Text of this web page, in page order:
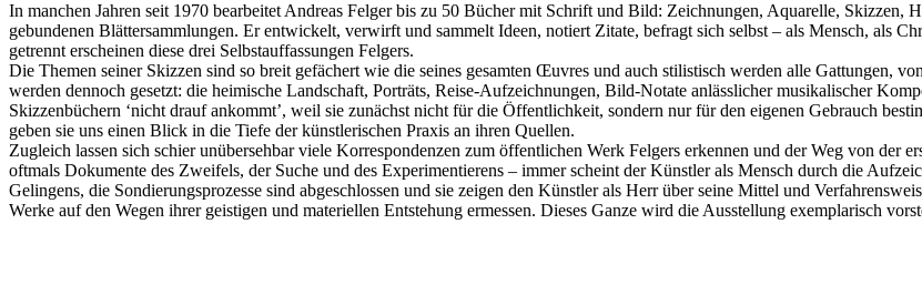
In manchen Jahren seit 1970 bearbeitet Andreas Felger bis zu 50 Bücher mit Schrift und Bild: Zeichnungen, Aquarelle,
gebundenen Blättersammlungen. Er entwickelt, verwirft und sammelt Ideen, notiert Zitate, befragt sich selbst – als Mensch, als
getrennt erscheinen diese drei Selbstauffassungen Felgers.
Die Themen seiner Skizzen sind so breit gefächert wie die seines gesamten Œuvres und auch stilistisch werden alle Gattungen,
werden dennoch gesetzt: die heimische Landschaft, Porträts, Reise-Aufzeichnungen, Bild-Notate anlässlicher musikalischer
Skizzenbüchern ‘nicht drauf ankommt’, weil sie zunächst nicht für die Öffentlichkeit, sondern nur für den eigenen Gebrauch
geben sie uns einen Blick in die Tiefe der künstlerischen Praxis an ihren Quellen.
Zugleich lassen sich schier unübersehbar viele Korrespondenzen zum öffentlichen Werk Felgers erkennen und der Weg von der
oftmals Dokumente des Zweifels, der Suche und des Experimentierens – immer scheint der Künstler als Mensch durch die
Gelingens, die Sondierungsprozesse sind abgeschlossen und sie zeigen den Künstler als Herr über seine Mittel und
Werke auf den Wegen ihrer geistigen und materiellen Entstehung ermessen. Dieses Ganze wird die Ausstellung exemplarisch